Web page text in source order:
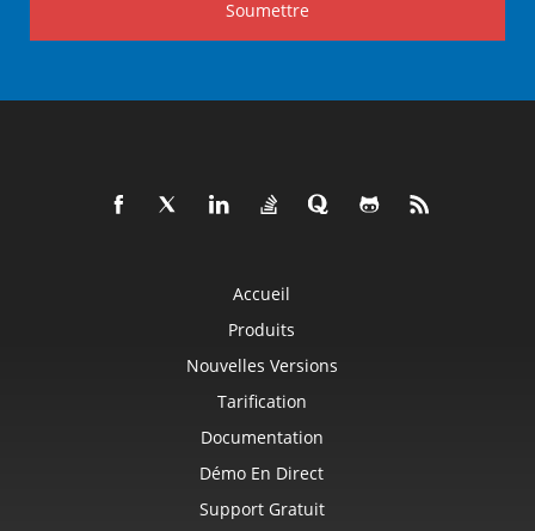
Soumettre
Accueil
Produits
Nouvelles Versions
Tarification
Documentation
Démo En Direct
Support Gratuit